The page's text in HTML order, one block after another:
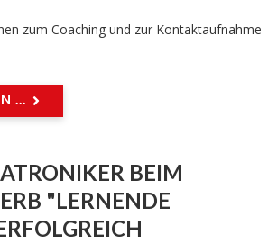
zum Coaching und zur Kontaktaufnahme
...
BEIM
"LERNENDE